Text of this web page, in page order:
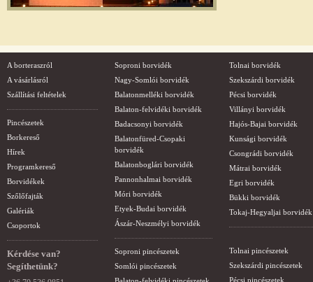
A borteraszról
A vásárlásról
Szállítási feltételek
Pincészetek
Borkereső
Hírek
Programkereső
Borvidékek
Szőlőfajták
Galériák
Csoportok
Kérdése van?
Segíthetünk?
Soproni borvidék
Nagy-Somlói borvidék
Balatonmelléki borvidék
Balaton-felvidéki borvidék
Badacsonyi borvidék
Balatonfüred-Csopaki
borvidék
Balatonboglári borvidék
Pannonhalmai borvidék
Móri borvidék
Etyek-Budai borvidék
Ászár-Neszmélyi borvidék
Soproni pincészetek
Somlói pincészetek
Tolnai borvidék
Szekszárdi borvidék
Pécsi borvidék
Villányi borvidék
Hajós-Bajai borvidék
Kunsági borvidék
Csongrádi borvidék
Mátrai borvidék
Egri borvidék
Bükki borvidék
Tokaj-Hegyaljai borvidék
Tolnai pincészetek
Szekszárdi pincészetek
Pécsi pincészetek